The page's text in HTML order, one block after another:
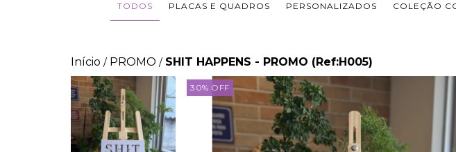
TODOS PLACAS E QUADROS PERSONALIZADOS COLEÇÃO
Início / PROMO / SHIT HAPPENS - PROMO (Ref:H005)
30% OFF